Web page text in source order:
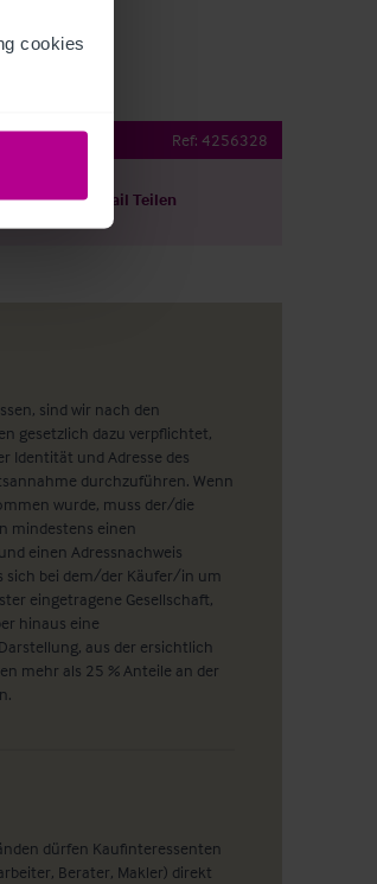
cookies
Ref: 4256328
Per E-Mail Teilen
sind wir nach den
gesetzlich dazu verpflichtet,
Identität und Adresse des
durchzuführen. Wenn
wurde, muss der/die
mindestens einen
einen Adressnachweis
sich bei dem/der Käufer/in um
eingetragene Gesellschaft,
hinaus eine
aus der ersichtlich
mehr als 25 % Anteile an der
dürfen Kaufinteressenten
Berater, Makler) direkt